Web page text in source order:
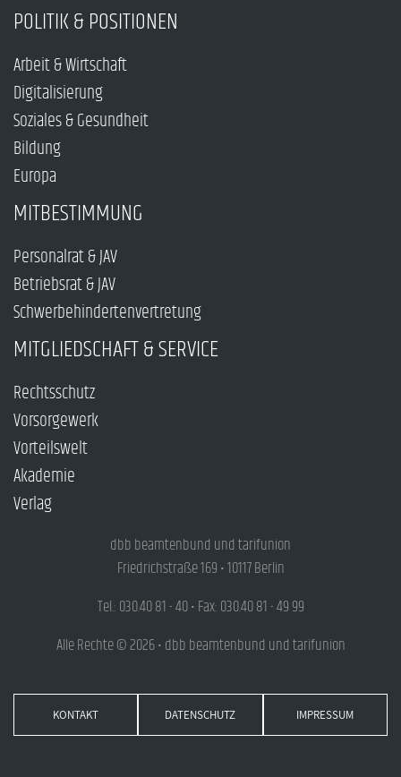
POLITIK & POSITIONEN
Arbeit & Wirtschaft
Digitalisierung
Soziales & Gesundheit
Bildung
Europa
MITBESTIMMUNG
Personalrat & JAV
Betriebsrat & JAV
Schwerbehindertenvertretung
MITGLIEDSCHAFT & SERVICE
Rechtsschutz
Vorsorgewerk
Vorteilswelt
Akademie
Verlag
dbb beamtenbund und tarifunion
Friedrichstraße 169 • 10117 Berlin
Tel.: 030.40 81 - 40 • Fax: 030.40 81 - 49 99
Alle Rechte © 2026 • dbb beamtenbund und tarifunion
KONTAKT DATENSCHUTZ IMPRESSUM